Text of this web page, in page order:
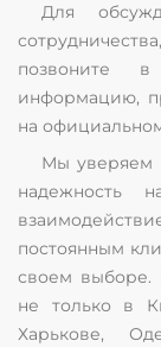
Для
позвоните в
информацию,
на
Мы уверяем
надежность
постоянным
своем выборе.
не только в
Харькове,